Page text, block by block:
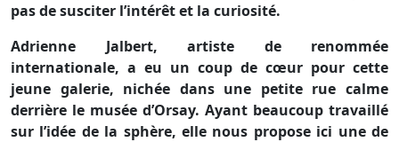
pas de susciter l’intérêt et la curiosité.
Adrienne Jalbert, artiste de renommée
internationale, a eu un coup de cœur pour cette
jeune galerie, nichée dans une petite rue calme
derrière le musée d’Orsay. Ayant beaucoup travaillé
sur l’idée de la sphère, elle nous propose ici une de